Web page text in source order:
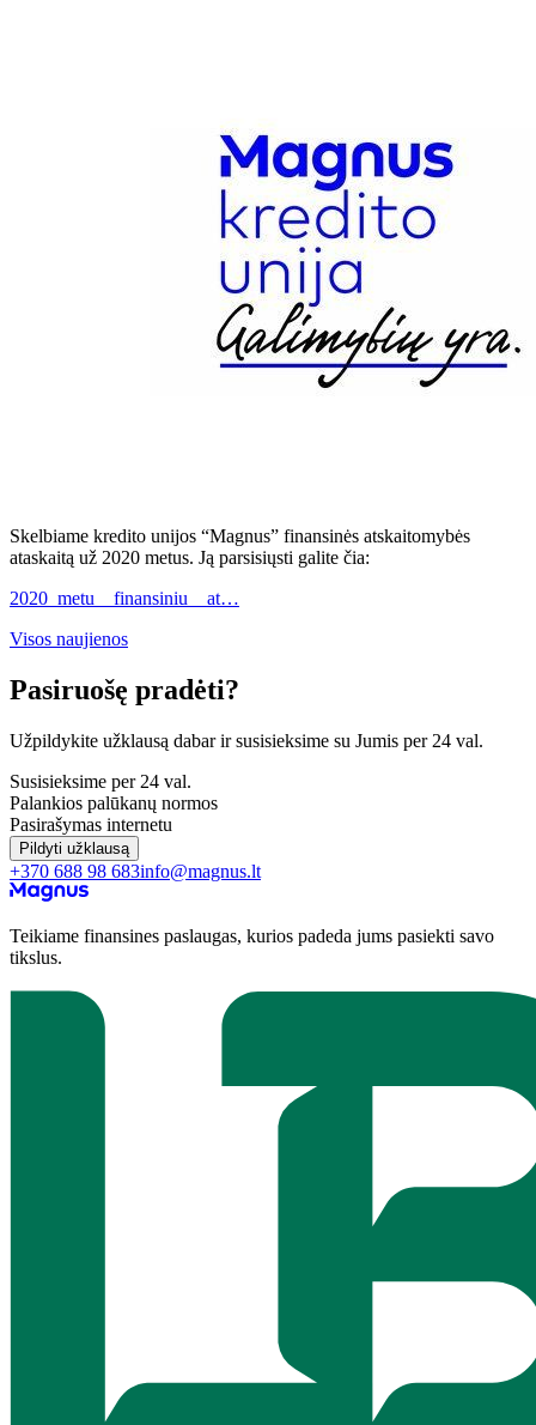
Skelbiame kredito unijos “Magnus” finansinės atskaitomybės
ataskaitą už 2020 metus. Ją parsisiųsti galite čia:
2020_metu__finansiniu__at…
Visos naujienos
Pasiruošę pradėti?
Užpildykite užklausą dabar ir susisieksime su Jumis per 24 val.
Susisieksime per 24 val.
Palankios palūkanų normos
Pasirašymas internetu
Pildyti užklausą
+370 688 98 683info@magnus.lt
Teikiame finansines paslaugas, kurios padeda jums pasiekti savo
tikslus.